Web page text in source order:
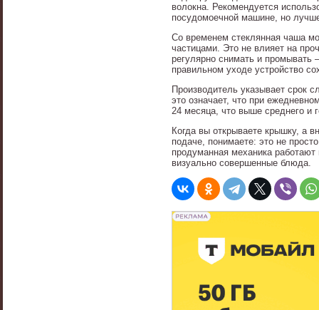
волокна. Рекомендуется
посудомоечной машине, но
Со временем стеклянная чаша
частицами. Это не влияет на
регулярно снимать и промывать
правильном уходе устройство
Производитель указывает срок
это означает, что при
24 месяца, что выше среднего и
Когда вы открываете крышку, а
подаче, понимаете: это не
продуманная механика
визуально совершенные блюда.